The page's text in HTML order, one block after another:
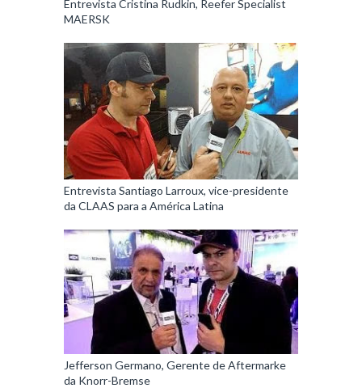
Entrevista Cristina Rudkin, Reefer Specialist
MAERSK
Entrevista Santiago Larroux, vice-presidente
da CLAAS para a América Latina
Jefferson Germano, Gerente de Aftermarke
da Knorr-Bremse